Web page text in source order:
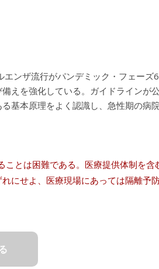
ンザ流行がパンデミック・フェーズ
えを強化している。ガイドラインが
基本原理をよく認識し、急性期の病
とは困難である。医療提供体制を含
にせよ、医療現場にあっては隔離予